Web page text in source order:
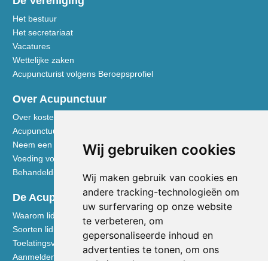
Wij gebruiken cookies
Wij maken gebruik van cookies en
andere tracking-technologieën om
uw surfervaring op onze website
te verbeteren, om
gepersonaliseerde inhoud en
advertenties te tonen, om ons
Het bestuur
Het secretariaat
Vacatures
Wettelijke zaken
Acupuncturist volgens Beroepsprofiel
Over Acupunctuur
Over kosten en vergoedingen
Acupunctuur toegelicht
Neem een kijkje in de praktijk
Voeding volgens de Vijf Elementen
Behandeldisciplines - TCG
De Acupuncturist
Waarom lid worden van de NVA
Soorten lidmaatschap NVA
Toelatingsvoorwaarden
Aanmelden voor lidmaatschap